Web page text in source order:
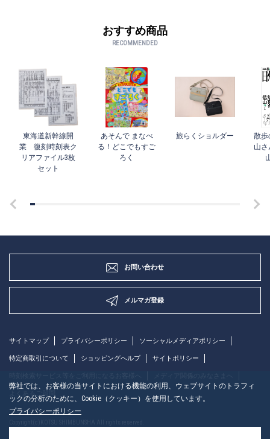
おすすめ商品
RECOMMENDED
東海道新幹線開
業 復刻時刻表ク
リアファイル3枚
セット
あそんで まなべ
る！どこでもすご
ろく
旅らくショルダー
散歩
山さ
お問い合わせ
メルマガ登録
サイトマップ プライバシーポリシー ソーシャルメディアポリシー
特定商取引について ショッピングヘルプ サイトポリシー
よくあるご質問
弊社では、お客様の当サイトにおける機能の利用、ウェブサイトのトラフィ
ックの分析のために、Cookie（クッキー）を使用しています。
プライバシーポリシー